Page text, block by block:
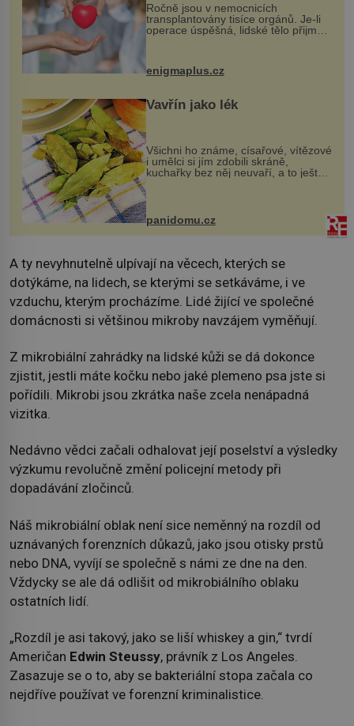
Ročně jsou v nemocnicích
transplantovány tisíce orgánů. Je-li
operace úspěšná, lidské tělo přijme
enigmaplus.cz
Vavřín jako lék
Všichni ho známe, císařové, vítězové
i umělci si jím zdobili skráně,
kuchařky bez něj neuvaří, a to ještě
nevíte, že bobkový list může výrazně
zmírnit některé naše neduhy.
Obsahuje v malém množství ně...
panidomu.cz
A ty nevyhnutelně ulpívají na věcech, kterých se
dotýkáme, na lidech, se kterými se setkáváme, i ve
vzduchu, kterým procházíme. Lidé žijící ve společné
domácnosti si většinou mikroby navzájem vyměňují.
Z mikrobiální zahrádky na lidské kůži se dá dokonce
zjistit, jestli máte kočku nebo jaké plemeno psa jste si
pořídili. Mikrobi jsou zkrátka naše zcela nenápadná
vizitka.
Nedávno vědci začali odhalovat její poselství a výsledky
výzkumu revolučně změní policejní metody při
dopadávání zločinců.
Náš mikrobiální oblak není sice neměnný na rozdíl od
uznávaných forenzních důkazů, jako jsou otisky prstů
nebo DNA, vyvíjí se společně s námi ze dne na den.
Vždycky se ale dá odlišit od mikrobiálního oblaku
ostatních lidí.
„Rozdíl je asi takový, jako se liší whiskey a gin,“ tvrdí
Američan Edwin Steussy, právník z Los Angeles.
Zasazuje se o to, aby se bakteriální stopa začala co
nejdříve používat ve forenzní kriminalistice.